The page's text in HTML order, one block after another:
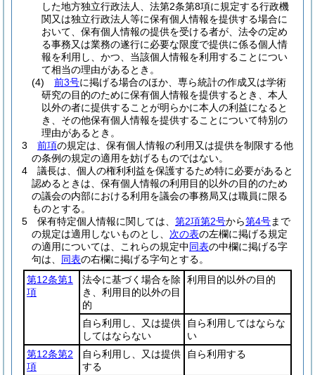
した地方独立行政法人、法第2条第8項に規定する行政機
関又は独立行政法人等に保有個人情報を提供する場合に
おいて、保有個人情報の提供を受ける者が、法令の定め
る事務又は業務の遂行に必要な限度で提供に係る個人情
報を利用し、かつ、当該個人情報を利用することについ
て相当の理由があるとき。
(4)
前3号に掲げる場合のほか、専ら統計の作成又は学術
研究の目的のために保有個人情報を提供するとき、本人
以外の者に提供することが明らかに本人の利益になると
き、その他保有個人情報を提供することについて特別の
理由があるとき。
3
前項の規定は、保有個人情報の利用又は提供を制限する他
の条例の規定の適用を妨げるものではない。
4
議長は、個人の権利利益を保護するため特に必要があると
認めるときは、保有個人情報の利用目的以外の目的のため
の議会の内部における利用を議会の事務局又は職員に限る
ものとする。
5
保有特定個人情報に関しては、 第2項第2号から第4号まで
の規定は適用しないものとし、 次の表の左欄に掲げる規定
の適用については、これらの規定中同表の中欄に掲げる字
句は、 同表の右欄に掲げる字句とする。
第12条第1
項
法令に基づく場合を除
き、利用目的以外の目
的
利用目的以外の目的
自ら利用し、又は提供
してはならない
自ら利用してはならな
い
第12条第2
項
自ら利用し、又は提供
する
自ら利用する